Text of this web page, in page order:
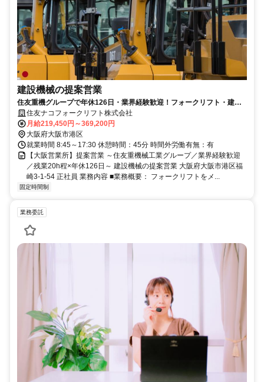
建設機械の提案営業
住友重機グループで年休126日・業界経験歓迎！フォークリフト・建機
の提案営業職。
住友ナコフォークリフト株式会社
月給219,450円～369,200円
大阪府大阪市港区
就業時間 8:45～17:30 休憩時間：45分 時間外労働有無：有
【大阪営業所】提案営業 ～住友重機械工業グループ／業界経験歓迎
／残業20h程×年休126日～ 建設機械の提案営業 大阪府大阪市港区福
崎3-1-54 正社員 業務内容 ■業務概要： フォークリフトをメ...
固定時間制
業務委託